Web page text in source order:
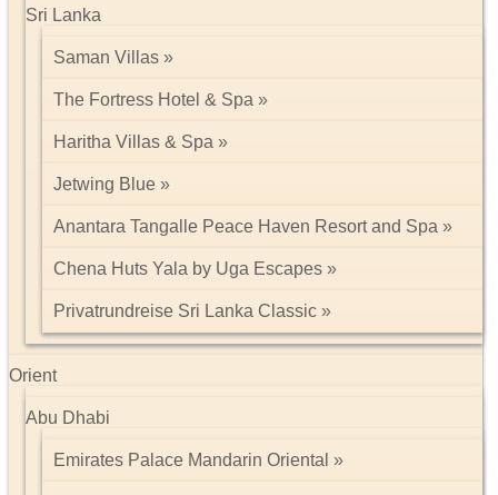
Sri Lanka
Saman Villas
The Fortress Hotel & Spa
Haritha Villas & Spa
Jetwing Blue
Anantara Tangalle Peace Haven Resort and Spa
Chena Huts Yala by Uga Escapes
Privatrundreise Sri Lanka Classic
Orient
Abu Dhabi
Emirates Palace Mandarin Oriental